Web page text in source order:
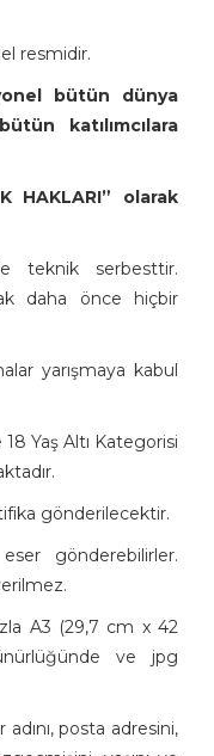
resmidir.
bütün dünya
katılımcılara
HAKLARI” olarak
teknik serbesttir.
daha önce hiçbir
yarışmaya kabul
Yaş Altı Kategorisi
gönderilecektir.
gönderebilirler.
A3 (29,7 cm x 42
ve jpg
posta adresini,